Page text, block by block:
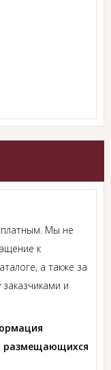
Мы не
к
а также за
и
размещающихся